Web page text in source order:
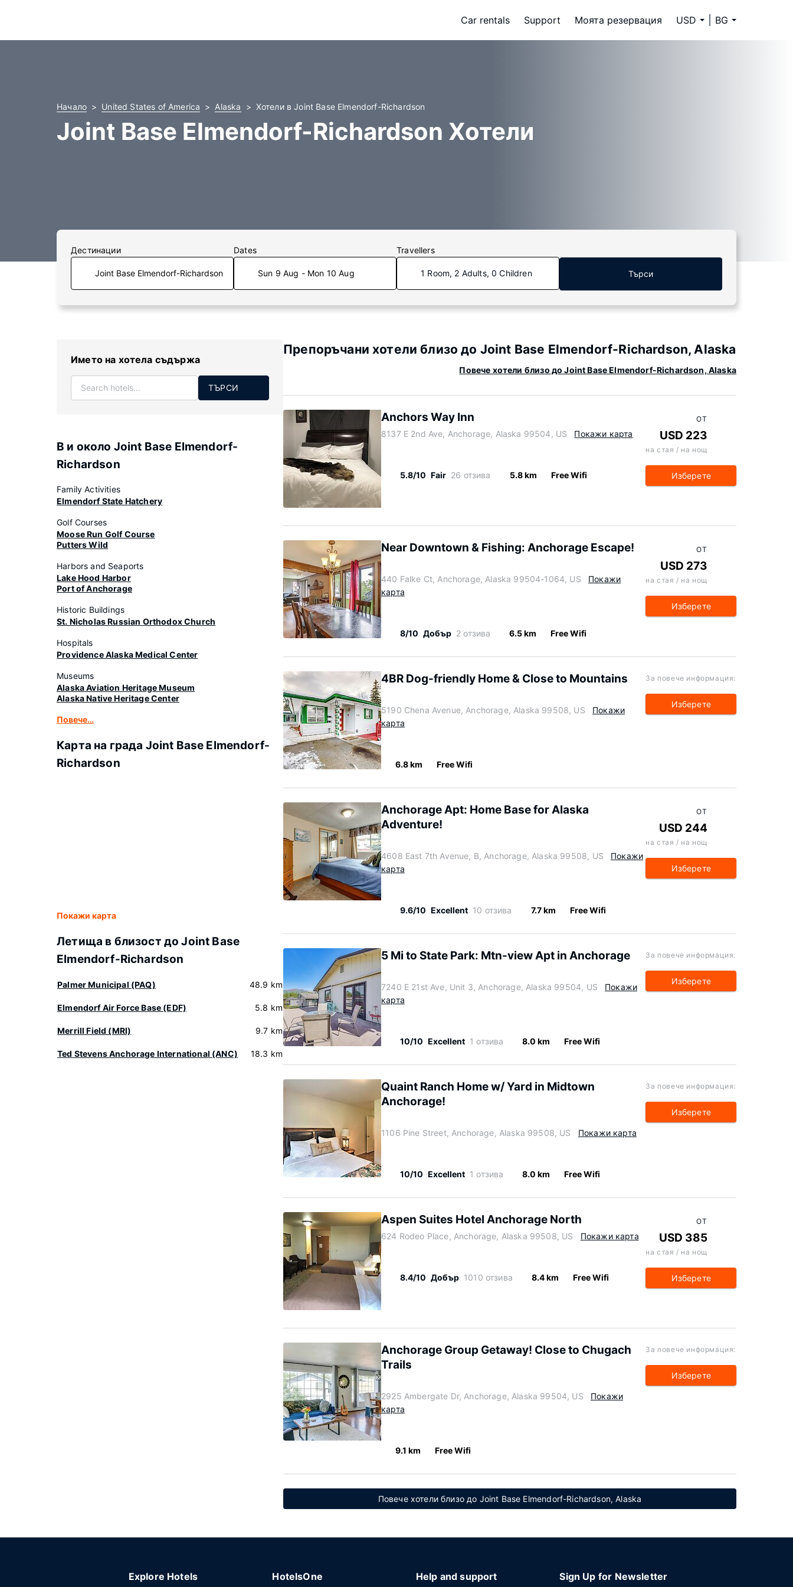
Car rentals Support Моята резервация USD BG
Начало United States of America Alaska Хотели в Joint Base Elmendorf-Richardson
Joint Base Elmendorf-Richardson Хотели
Дестинации Dates
Sun 9 Aug - Mon 10 Aug
Travellers
1 Room, 2 Adults, 0 Children Търси
Името на хотела съдържа
ТЪРСИ
В и около Joint Base Elmendorf-
Richardson
Family Activities
Elmendorf State Hatchery
Golf Courses
Moose Run Golf Course
Putters Wild
Harbors and Seaports
Lake Hood Harbor
Port of Anchorage
Historic Buildings
St. Nicholas Russian Orthodox Church
Hospitals
Providence Alaska Medical Center
Museums
Alaska Aviation Heritage Museum
Alaska Native Heritage Center
Повече…
Карта на града Joint Base Elmendorf-
Richardson
Покажи карта
Летища в близост до Joint Base
Elmendorf-Richardson
Palmer Municipal (PAQ) 48.9 km
Elmendorf Air Force Base (EDF) 5.8 km
Merrill Field (MRI) 9.7 km
Ted Stevens Anchorage International (ANC) 18.3 km
Препоръчани хотели близо до Joint Base Elmendorf-Richardson, Alaska
Повече хотели близо до Joint Base Elmendorf-Richardson, Alaska
Anchors Way Inn
8137 E 2nd Ave, Anchorage, Alaska 99504, US Покажи карта
5.8/10 Fair 26 отзива 5.8 km Free Wifi
ОТ
USD 223
на стая / на нощ
Изберете
Near Downtown & Fishing: Anchorage Escape!
440 Falke Ct, Anchorage, Alaska 99504-1064, US
Покажи
карта
8/10 Добър 2 отзива 6.5 km Free Wifi
ОТ
USD 273
на стая / на нощ
Изберете
4BR Dog-friendly Home & Close to Mountains
5190 Chena Avenue, Anchorage, Alaska 99508, US
Покажи
карта
6.8 km Free Wifi
За повече информация:
Изберете
Anchorage Apt: Home Base for Alaska
Adventure!
4608 East 7th Avenue, B, Anchorage, Alaska 99508, US
Покажи
карта
9.6/10 Excellent 10 отзива 7.7 km Free Wifi
ОТ
USD 244
на стая / на нощ
Изберете
5 Mi to State Park: Mtn-view Apt in Anchorage
7240 E 21st Ave, Unit 3, Anchorage, Alaska 99504, US
Покажи
карта
10/10 Excellent 1 отзива 8.0 km Free Wifi
За повече информация:
Изберете
Quaint Ranch Home w/ Yard in Midtown
Anchorage!
1106 Pine Street, Anchorage, Alaska 99508, US Покажи карта
10/10 Excellent 1 отзива 8.0 km Free Wifi
За повече информация:
Изберете
Aspen Suites Hotel Anchorage North
624 Rodeo Place, Anchorage, Alaska 99508, US Покажи карта
8.4/10 Добър 1010 отзива 8.4 km Free Wifi
ОТ
USD 385
на стая / на нощ
Изберете
Anchorage Group Getaway! Close to Chugach
Trails
2925 Ambergate Dr, Anchorage, Alaska 99504, US
Покажи
карта
9.1 km Free Wifi
За повече информация:
Изберете
Повече хотели близо до Joint Base Elmendorf-Richardson, Alaska
Explore Hotels HotelsOne Help and support Sign Up for Newsletter